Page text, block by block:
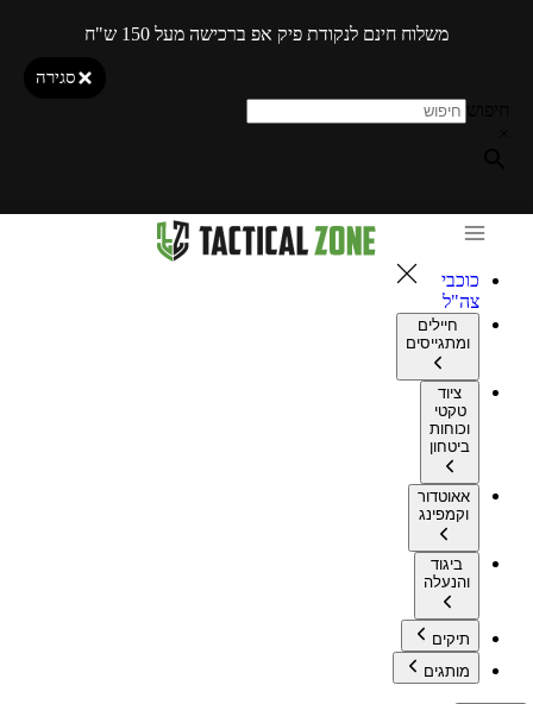
משלוח חינם לנקודת פיק אפ ברכישה מעל 150 ש"ח
סגירה
כוכבי
צה"ל
חיילים
ומתגייסים
ציוד
טקטי
וכוחות
ביטחון
אאוטדור
וקמפינג
ביגוד
והנעלה
תיקים
מותגים